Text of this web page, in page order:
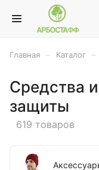
Главная Каталог
Средства
защиты
619 товаров